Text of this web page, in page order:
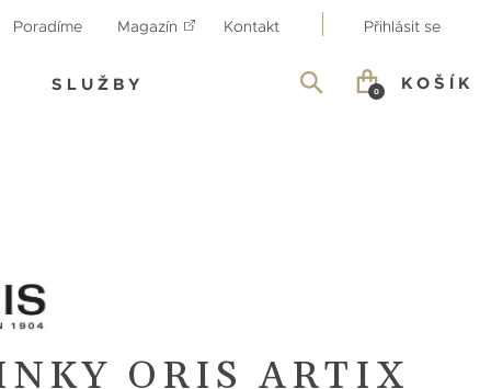
Poradíme Magazín Kontakt Přihlásit se
SLUŽBY KOŠÍK
0
ORIS ARTIX